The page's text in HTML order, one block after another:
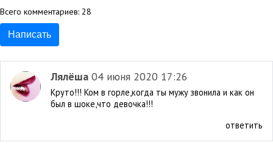
Всего комментариев: 28
Написать
Лялёша 04 июня 2020 17:26
Круто!!! Ком в горле,когда ты мужу звонила и как он
был в шоке,что девочка!!!
ответить